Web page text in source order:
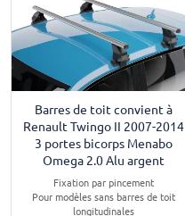
Barres de toit convient à
Renault Twingo II 2007-2014
3 portes bicorps Menabo
Omega 2.0 Alu argent
Fixation par pincement
Pour modèles sans barres de toit
longitudinales